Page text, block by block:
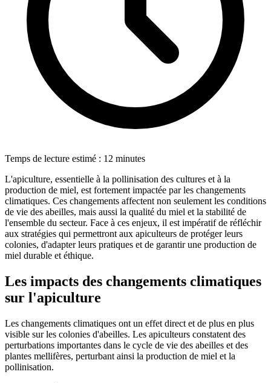
Temps de lecture estimé : 12 minutes
L'apiculture, essentielle à la pollinisation des cultures et à la
production de miel, est fortement impactée par les changements
climatiques. Ces changements affectent non seulement les conditions
de vie des abeilles, mais aussi la qualité du miel et la stabilité de
l'ensemble du secteur. Face à ces enjeux, il est impératif de réfléchir
aux stratégies qui permettront aux apiculteurs de protéger leurs
colonies, d'adapter leurs pratiques et de garantir une production de
miel durable et éthique.
Les impacts des changements climatiques
sur l'apiculture
Les changements climatiques ont un effet direct et de plus en plus
visible sur les colonies d'abeilles. Les apiculteurs constatent des
perturbations importantes dans le cycle de vie des abeilles et des
plantes mellifères, perturbant ainsi la production de miel et la
pollinisation.